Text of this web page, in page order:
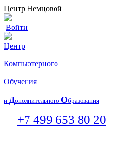
Центр Немцовой
Войти
Центр
Компьютерного
Обучения
и Дополнительного Образования
+7 499 653 80 20